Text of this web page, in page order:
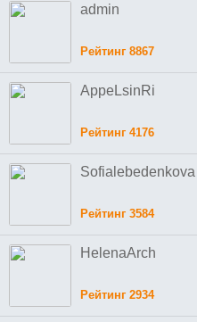
admin
Рейтинг 8867
AppeLsinRi
Рейтинг 4176
Sofialebedenkova
Рейтинг 3584
HelenaArch
Рейтинг 2934